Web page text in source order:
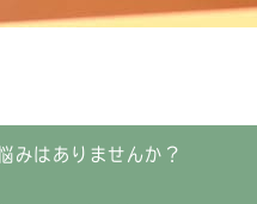
みはありませんか？